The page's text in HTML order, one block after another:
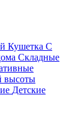
Кушетка С
Складные
высоты
Детские